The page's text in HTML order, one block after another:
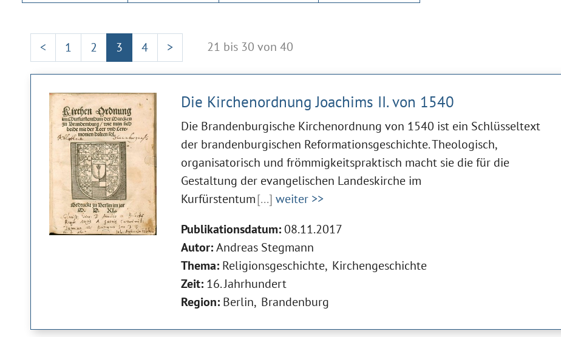
< 1 2 3 4 > 21 bis 30 von 40
Die Kirchenordnung Joachims II. von 1540
Die Brandenburgische Kirchenordnung von 1540 ist ein Schlüsseltext
der brandenburgischen Reformationsgeschichte. Theologisch,
organisatorisch und frömmigkeitspraktisch macht sie die für die
Gestaltung der evangelischen Landeskirche im
Kurfürstentum[...] weiter >>
Publikationsdatum:08.11.2017
Autor:Andreas Stegmann
Thema: Religionsgeschichte Kirchengeschichte
Zeit: 16. Jahrhundert
Region: Berlin Brandenburg